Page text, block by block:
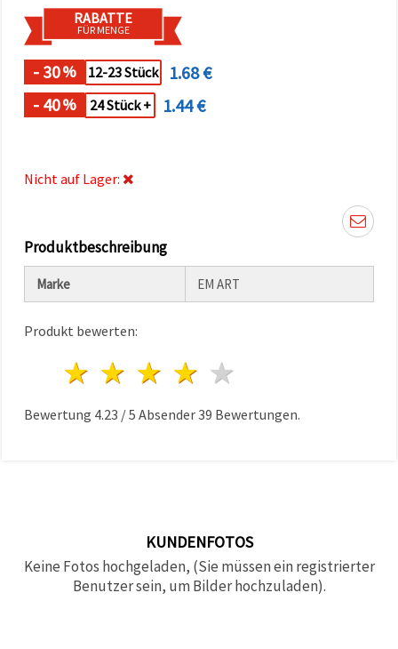
den
Einstellungen
individuell
festlegen.
Einwilligung
können Sie
jederzeit
Impressum
Datenschutzerklärung
akzeptieren
Einstellungen
RABATTE
FÜR MENGE
- 30% 12-23 Stück
1.68 €
- 40% 24 Stück + 1.44 €
Nicht auf Lager:
Produktbeschreibung
Marke EM ART
Produkt bewerten:
4 Sterne
3 Sterne
2 Sterne
1 Stern
Bewertung 4.23 /5 Absender39 Bewertungen.
KUNDENFOTOS
Keine Fotos hochgeladen, (Sie müssen ein registrierter
Benutzer sein, um Bilder hochzuladen).